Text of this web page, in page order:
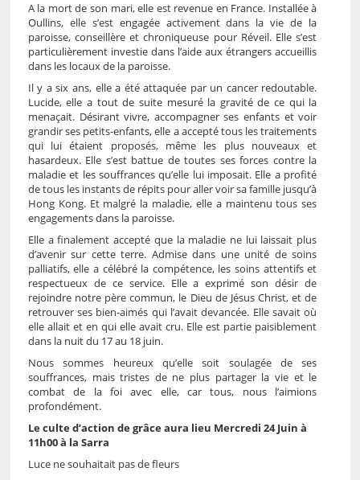
A la mort de son mari, elle est revenue en France. Installée à
Oullins, elle s’est engagée activement dans la vie de la
paroisse, conseillère et chroniqueuse pour Réveil. Elle s’est
particulièrement investie dans l’aide aux étrangers accueillis
dans les locaux de la paroisse.
Il y a six ans, elle a été attaquée par un cancer redoutable.
Lucide, elle a tout de suite mesuré la gravité de ce qui la
menaçait. Désirant vivre, accompagner ses enfants et voir
grandir ses petits-enfants, elle a accepté tous les traitements
qui lui étaient proposés, même les plus nouveaux et
hasardeux. Elle s’est battue de toutes ses forces contre la
maladie et les souffrances qu’elle lui imposait. Elle a profité
de tous les instants de répits pour aller voir sa famille jusqu’à
Hong Kong. Et malgré la maladie, elle a maintenu tous ses
engagements dans la paroisse.
Elle a finalement accepté que la maladie ne lui laissait plus
d’avenir sur cette terre. Admise dans une unité de soins
palliatifs, elle a célébré la compétence, les soins attentifs et
respectueux de ce service. Elle a exprimé son désir de
rejoindre notre père commun, le Dieu de Jésus Christ, et de
retrouver ses bien-aimés qui l’avait devancée. Elle savait où
elle allait et en qui elle avait cru. Elle est partie paisiblement
dans la nuit du 17 au 18 juin.
Nous sommes heureux qu’elle soit soulagée de ses
souffrances, mais tristes de ne plus partager la vie et le
combat de la foi avec elle, car tous, nous l’aimions
profondément.
Le culte d’action de grâce aura lieu Mercredi 24 Juin à
11h00 à la Sarra
Luce ne souhaitait pas de fleurs